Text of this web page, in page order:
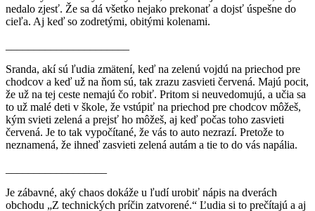
nedalo zjesť. Že sa dá všetko nejako prekonať a dojsť úspešne do
cieľa. Aj keď so zodretými, obitými kolenami.
Sranda, akí sú ľudia zmätení, keď na zelenú vojdú na priechod pre
chodcov a keď už na ňom sú, tak zrazu zasvieti červená. Majú pocit,
že už na tej ceste nemajú čo robiť. Pritom si neuvedomujú, a učia sa
to už malé deti v škole, že vstúpiť na priechod pre chodcov môžeš,
kým svieti zelená a prejsť ho môžeš, aj keď počas toho zasvieti
červená. Je to tak vypočítané, že vás to auto nezrazí. Pretože to
neznamená, že ihneď zasvieti zelená autám a tie to do vás napália.
Je zábavné, aký chaos dokáže u ľudí urobiť nápis na dverách
obchodu „Z technických príčin zatvorené.“ Ľudia si to prečítajú a aj